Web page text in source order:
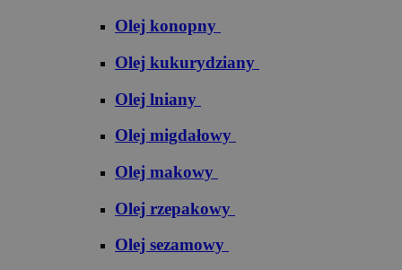
Olej konopny
Olej kukurydziany
Olej lniany
Olej migdałowy
Olej makowy
Olej rzepakowy
Olej sezamowy